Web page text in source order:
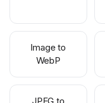
Image to
WebP